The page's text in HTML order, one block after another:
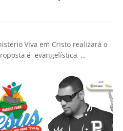
Viva em Cristo realizará o
é evangelística, …